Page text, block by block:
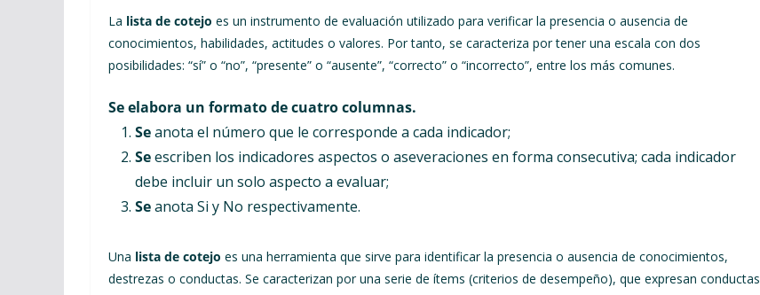
La lista de cotejo es un instrumento de evaluación utilizado para verificar la presencia o ausencia de
conocimientos, habilidades, actitudes o valores. Por tanto, se caracteriza por tener una escala con dos
posibilidades: “sí” o “no”, “presente” o “ausente”, “correcto” o “incorrecto”, entre los más comunes.
Se elabora un formato de cuatro columnas.
Seanota el número que le corresponde a cada indicador;
Seescriben los indicadores aspectos o aseveraciones en forma consecutiva; cada indicador
debe incluir un solo aspecto a evaluar;
Seanota Si y No respectivamente.
Una lista de cotejo es una herramienta que sirve para identificar la presencia o ausencia de conocimientos,
destrezas o conductas. Se caracterizan por una serie de ítems (criterios de desempeño), que expresan conductas